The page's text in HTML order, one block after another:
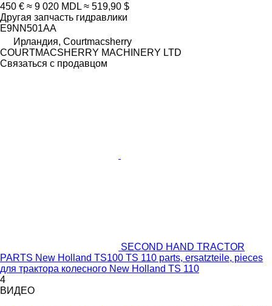
450 € ≈ 9 020 MDL ≈ 519,90 $
Другая запчасть гидравлики
E9NN501AA
Ирландия, Courtmacsherry
COURTMACSHERRY MACHINERY LTD
Связаться с продавцом
SECOND HAND TRACTOR
PARTS New Holland TS100 TS 110 parts, ersatzteile, pieces
для трактора колесного New Holland TS 110
4
ВИДЕО